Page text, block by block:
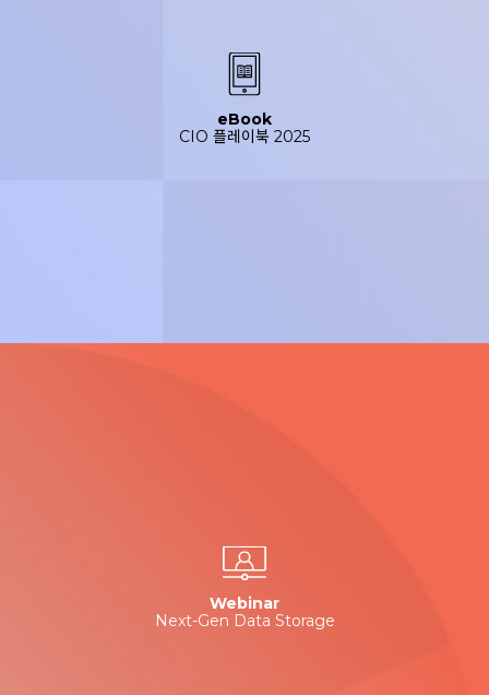
eBook
CIO 플레이북 2025
Webinar
Next-Gen Data Storage